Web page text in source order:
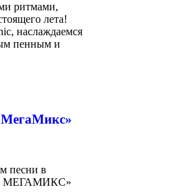
ритмами,
лета!
наслаждаемся
пенным и
песни в
МЕГАМИКС»